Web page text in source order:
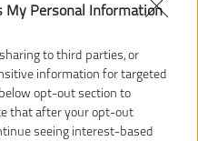
My Personal Information
to third parties, or
information for targeted
opt-out section to
that after your opt-out
seeing interest-based